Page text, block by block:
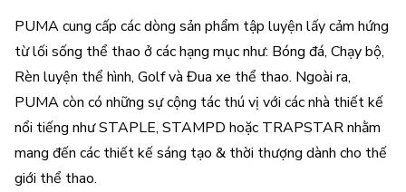
PUMA cung cấp các dòng sản phẩm tập luyện lấy cảm hứng
từ lối sống thể thao ở các hạng mục như: Bóng đá, Chạy bộ,
Rèn luyện thể hình, Golf và Đua xe thể thao. Ngoài ra,
PUMA còn có những sự cộng tác thú vị với các nhà thiết kế
nổi tiếng như STAPLE, STAMPD hoặc TRAPSTAR nhằm
mang đến các thiết kế sáng tạo & thời thượng dành cho thế
giới thể thao.